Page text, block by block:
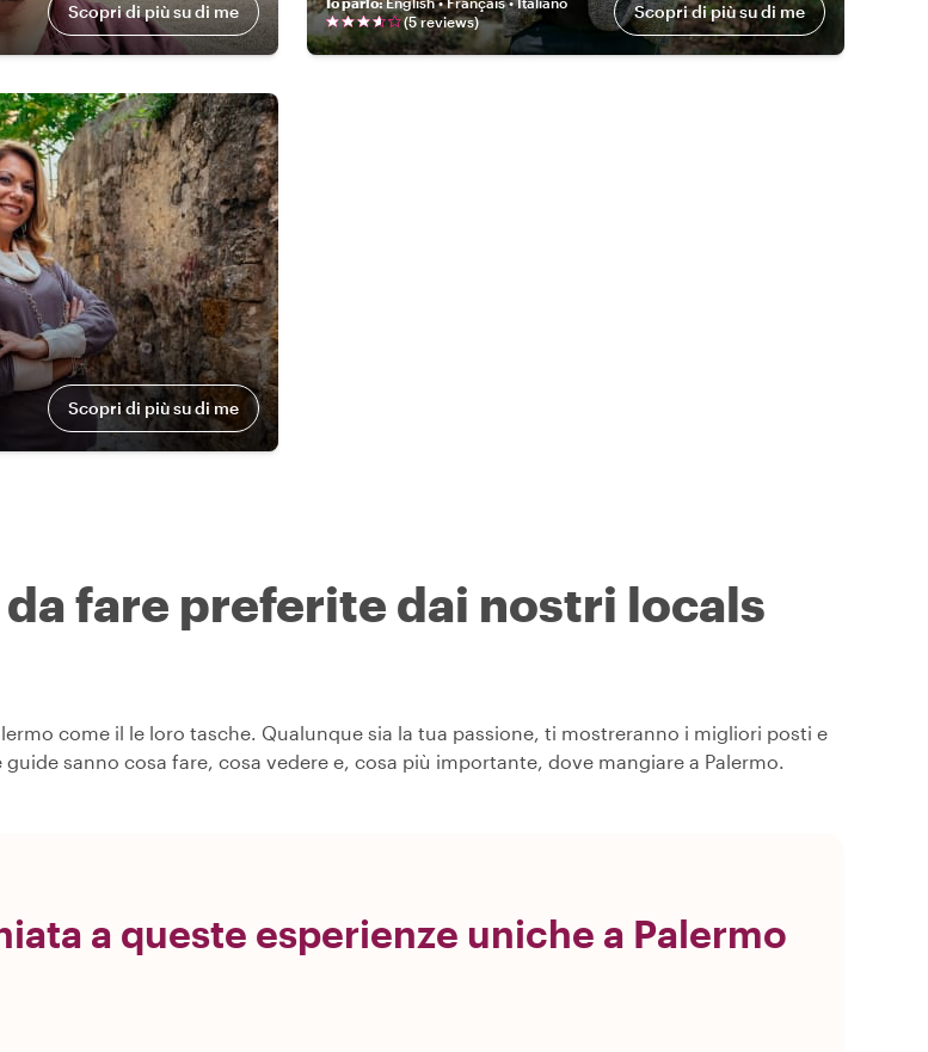
Scopri di più su di me
(5reviews) Scopri di più su di me
Scopri di più su di me
da fare preferite dai nostri locals
come il le loro tasche. Qualunque sia la tua passione, ti mostreranno i migliori posti e
sanno cosa fare, cosa vedere e, cosa più importante, dove mangiare a Palermo.
a queste esperienze uniche a Palermo